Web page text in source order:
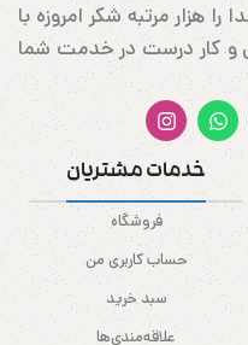
را هزار مرتبه شکر امروزه با
و کار درست در خدمت شما
خدمات مشتریان
فروشگاه
حساب کاربری من
سبد خرید
علاقه‌مندی‌ها